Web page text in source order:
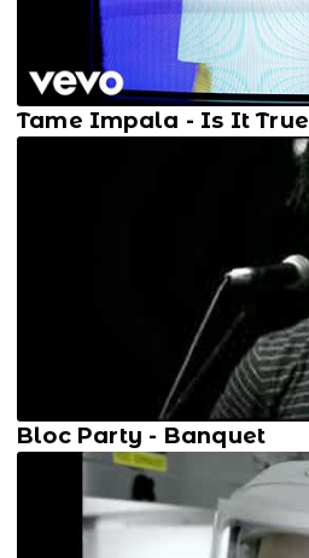
Tame Impala - Is It True
Bloc Party - Banquet